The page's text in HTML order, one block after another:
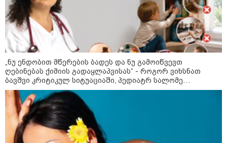
კატეგორიები
8
აგვისტო
დღის ზოგადი
ასტროლოგიური
პროგნოზი
8 აგვისტო ახალ შთაგონებასა და ემოციურ სიახლოვეს
მოიტანს. გაიზრდება ინტერესი შემოქმედებითი საქმიანობისა
„ნუ ენდობით მწერების ბადეს და ნუ გამოიწვევთ
ღებინებას ქიმიის გადაყლაპვისას“ - როგორ ვიხსნათ
ბავშვი კრიტიკულ სიტუაციაში, პედიატრ სალომე
ახვლედიანის რჩევები